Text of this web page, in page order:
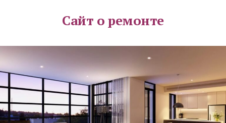
Сайт о ремонте